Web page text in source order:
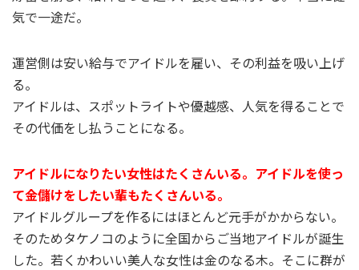
気で一途だ。
運営側は安い給与でアイドルを雇い、その利益を吸い上げ
る。
アイドルは、スポットライトや優越感、人気を得ることで
その代価をし払うことになる。
アイドルになりたい女性はたくさんいる。アイドルを使っ
て金儲けをしたい輩もたくさんいる。
アイドルグループを作るにはほとんど元手がかからない。
そのためタケノコのように全国からご当地アイドルが誕生
した。若くかわいい美人な女性は金のなる木。そこに群が